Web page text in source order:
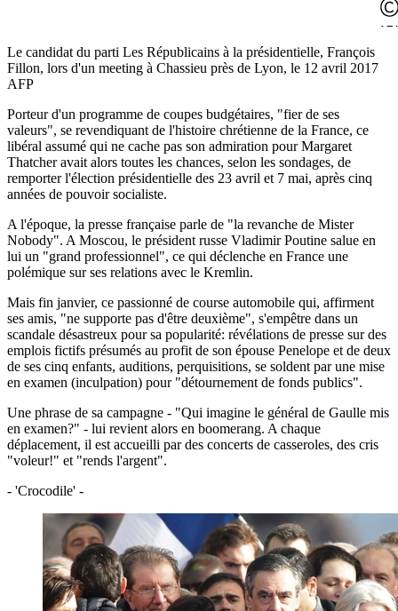
Le candidat du parti Les Républicains à la présidentielle, François
Fillon, lors d'un meeting à Chassieu près de Lyon, le 12 avril 2017
AFP
Porteur d'un programme de coupes budgétaires, "fier de ses
valeurs", se revendiquant de l'histoire chrétienne de la France, ce
libéral assumé qui ne cache pas son admiration pour Margaret
Thatcher avait alors toutes les chances, selon les sondages, de
remporter l'élection présidentielle des 23 avril et 7 mai, après cinq
années de pouvoir socialiste.
A l'époque, la presse française parle de "la revanche de Mister
Nobody". A Moscou, le président russe Vladimir Poutine salue en
lui un "grand professionnel", ce qui déclenche en France une
polémique sur ses relations avec le Kremlin.
Mais fin janvier, ce passionné de course automobile qui, affirment
ses amis, "ne supporte pas d'être deuxième", s'empêtre dans un
scandale désastreux pour sa popularité: révélations de presse sur des
emplois fictifs présumés au profit de son épouse Penelope et de deux
de ses cinq enfants, auditions, perquisitions, se soldent par une mise
en examen (inculpation) pour "détournement de fonds publics".
Une phrase de sa campagne - "Qui imagine le général de Gaulle mis
en examen?" - lui revient alors en boomerang. A chaque
déplacement, il est accueilli par des concerts de casseroles, des cris
"voleur!" et "rends l'argent".
- 'Crocodile' -